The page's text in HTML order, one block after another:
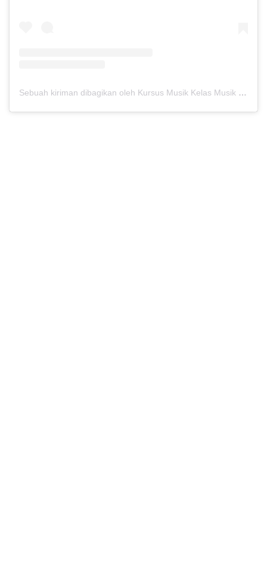
Sebuah kiriman dibagikan oleh Kursus Musik Kelas Musik (@kelasmusik)